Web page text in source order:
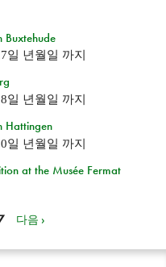
Buxtehude
일 년월일 까지
일 년월일 까지
Hattingen
일 년월일 까지
at the Musée Fermat
다음 ›